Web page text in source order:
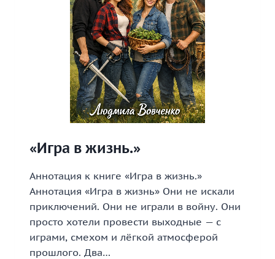
«Игра в жизнь.»
Аннотация к книге «Игра в жизнь.»
Аннотация «Игра в жизнь» Они не искали
приключений. Они не играли в войну. Они
просто хотели провести выходные — с
играми, смехом и лёгкой атмосферой
прошлого. Два…